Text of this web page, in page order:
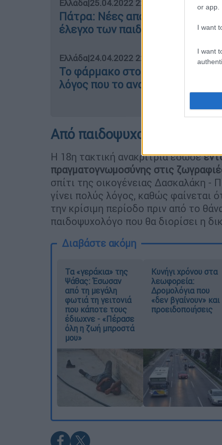
or app.
I want
I want
Ελλάδα|25.04.2022 22:58
Πάτρα: Νέες αποκαλύψεις -
έλεγχο των παιδιών
Ελλάδα|24.04.2022 22:45
Το φάρμακο στο νοσοκομείο
λόγος που το αναζητούσε η
Από παιδοψυχολόγο η
Η 18η τακτική ανακρίτρια έδωσε
πραγματογνωμοσύνης στις
σπίτι της οικογένειας Δασκαλάκη -
γίνει πολύς λόγος, καθώς φαίνεται
την κρίσιμη περίοδο πριν από το
παιδοψυχολόγο που θα διορίσει η
Διαβάστε ακόμη
Τα «γεράκια» της
Ψάθας: Έσωσαν
από τη μεγάλη
φωτιά τη γειτονιά
που κάποτε τους
έδιωχνε - «Πέρασε
όλη η ζωή μπροστά
μου»
Κυνήγι χρόνου στα
λεωφορεία:
Δρομολόγια που
«δεν βγαίνουν» και
προειδοποιήσεις